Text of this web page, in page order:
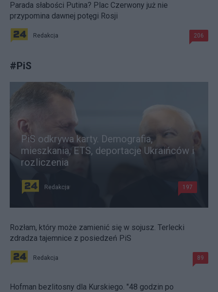
Parada słabości Putina? Plac Czerwony już nie
przypomina dawnej potęgi Rosji
Redakcja 206
#PiS
PiS odkrywa karty. Demografia,
mieszkania, ETS, deportacje Ukraińców i
rozliczenia
Redakcja 197
Rozłam, który może zamienić się w sojusz. Terlecki
zdradza tajemnice z posiedzeń PiS
Redakcja 89
Hofman bezlitosny dla Kurskiego. "48 godzin po